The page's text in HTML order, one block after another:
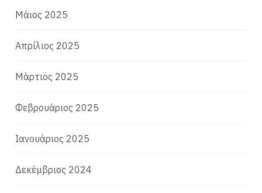
Μάιος 2025
Απρίλιος 2025
Μάρτιος 2025
Φεβρουάριος 2025
Ιανουάριος 2025
Δεκέμβριος 2024